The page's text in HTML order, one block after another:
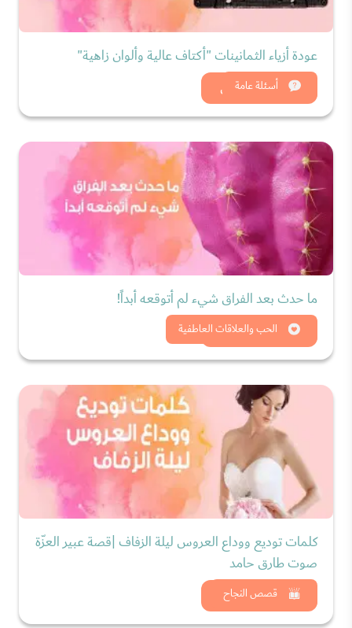
أسئلة عامة
عودة أزياء الثمانينات "أكتاف عالية وألوان زاهية"
شاهد الان
الحب والعلاقات العاطفية
ما حدث بعد الفراق شيء لم أتوقعه أبداً!
شاهد الان
قصص النجاح
كلمات توديع ووداع العروس ليلة الزفاف |قصة عبير العزّة
صوت طارق حامد
شاهد الان